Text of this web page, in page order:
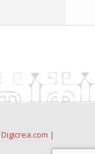
Digicrea.com |